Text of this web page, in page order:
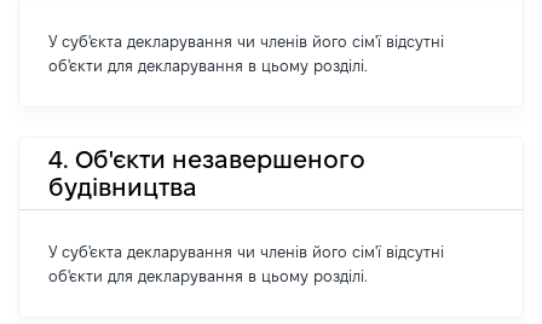
У суб'єкта декларування чи членів його сім'ї відсутні
об'єкти для декларування в цьому розділі.
4. Об'єкти незавершеного
будівництва
У суб'єкта декларування чи членів його сім'ї відсутні
об'єкти для декларування в цьому розділі.